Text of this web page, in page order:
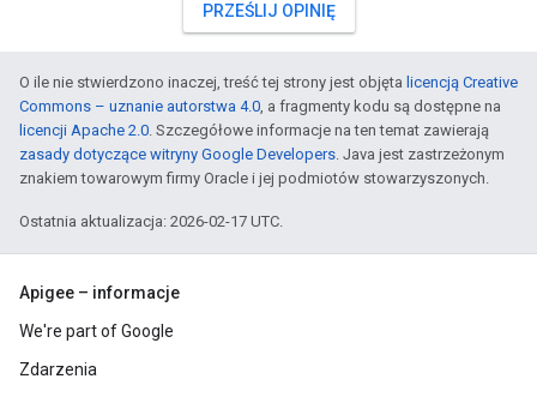
PRZEŚLIJ OPINIĘ
O ile nie stwierdzono inaczej, treść tej strony jest objęta licencją Creative
Commons – uznanie autorstwa 4.0, a fragmenty kodu są dostępne na
licencji Apache 2.0. Szczegółowe informacje na ten temat zawierają
zasady dotyczące witryny Google Developers. Java jest zastrzeżonym
znakiem towarowym firmy Oracle i jej podmiotów stowarzyszonych.
Ostatnia aktualizacja: 2026-02-17 UTC.
Apigee – informacje
We're part of Google
Zdarzenia